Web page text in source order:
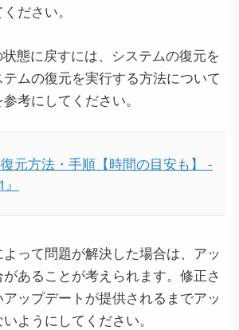
ださい。
態に戻すには、システムの復元を
ムの復元を実行する方法について
考にしてください。
復元方法・手順【時間の目安も】 -
って問題が解決した場合は、アッ
あることが考えられます。修正さ
ップデートが提供されるまでアッ
ようにしてください。